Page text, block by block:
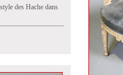
des Hache dans